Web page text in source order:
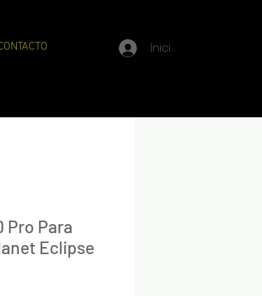
Iniciar sesión
Pro Para
Eclipse